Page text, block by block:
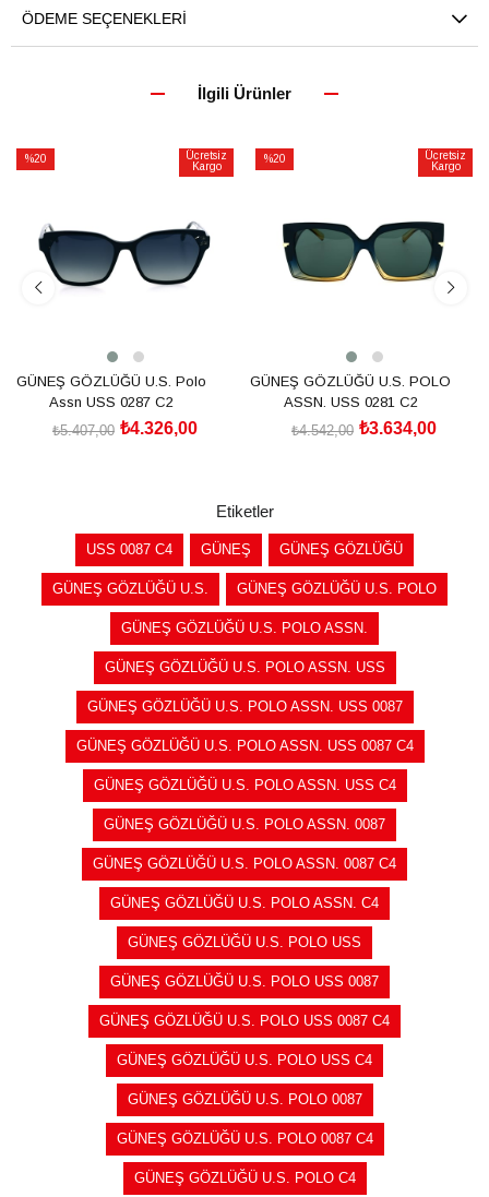
ÖDEME SEÇENEKLERI
İlgili Ürünler
%20
Ücretsiz
Kargo
GÜNEŞ GÖZLÜĞÜ U.S. Polo
Assn USS 0287 C2
₺4.326,00
₺5.407,00
%20
Ücretsiz
Kargo
GÜNEŞ GÖZLÜĞÜ U.S. POLO
ASSN. USS 0281 C2
₺3.634,00
₺4.542,00
Etiketler
USS 0087 C4 GÜNEŞ GÜNEŞ GÖZLÜĞÜ
GÜNEŞ GÖZLÜĞÜ U.S. GÜNEŞ GÖZLÜĞÜ U.S. POLO
GÜNEŞ GÖZLÜĞÜ U.S. POLO ASSN.
GÜNEŞ GÖZLÜĞÜ U.S. POLO ASSN. USS
GÜNEŞ GÖZLÜĞÜ U.S. POLO ASSN. USS 0087
GÜNEŞ GÖZLÜĞÜ U.S. POLO ASSN. USS 0087 C4
GÜNEŞ GÖZLÜĞÜ U.S. POLO ASSN. USS C4
GÜNEŞ GÖZLÜĞÜ U.S. POLO ASSN. 0087
GÜNEŞ GÖZLÜĞÜ U.S. POLO ASSN. 0087 C4
GÜNEŞ GÖZLÜĞÜ U.S. POLO ASSN. C4
GÜNEŞ GÖZLÜĞÜ U.S. POLO USS
GÜNEŞ GÖZLÜĞÜ U.S. POLO USS 0087
GÜNEŞ GÖZLÜĞÜ U.S. POLO USS 0087 C4
GÜNEŞ GÖZLÜĞÜ U.S. POLO USS C4
GÜNEŞ GÖZLÜĞÜ U.S. POLO 0087
GÜNEŞ GÖZLÜĞÜ U.S. POLO 0087 C4
GÜNEŞ GÖZLÜĞÜ U.S. POLO C4